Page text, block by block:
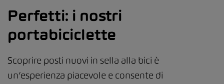
Perfetti: i nostri
portabiciclette
Scoprire posti nuovi in sella alla bici è
un’esperienza piacevole e consente di